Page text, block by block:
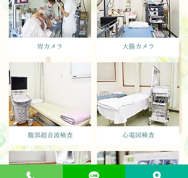
胃カメラ
腹部超音波検査
大腸カメラ
心電図検査